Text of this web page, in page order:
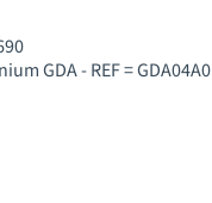
GDA - REF = GDA04A0